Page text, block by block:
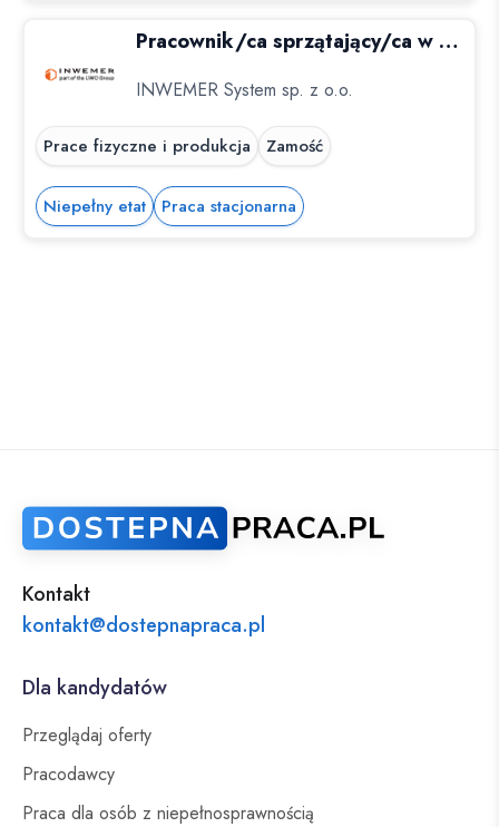
Pracownik/ca sprzątający/ca w placówce bankowej, 2 h dziennie - Zamość
INWEMER System sp. z o.o.
Prace fizyczne i produkcja Zamość
Niepełny etat Praca stacjonarna
Kontakt
kontakt@dostepnapraca.pl
Dla kandydatów
Przeglądaj oferty
Pracodawcy
Praca dla osób z niepełnosprawnością